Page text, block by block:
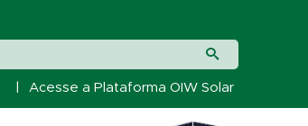
Acesse a Plataforma OIW Solar